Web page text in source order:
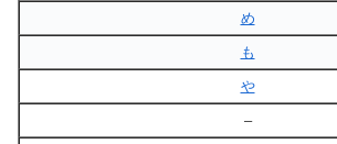
め
も
や
–